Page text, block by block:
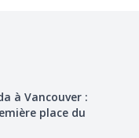
à Vancouver :
place du